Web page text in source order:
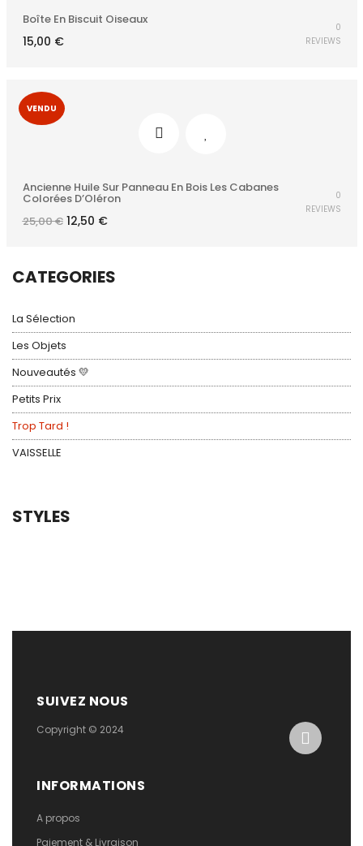
CATEGORIES
La Sélection
Les Objets
Nouveautés 💛
Petits Prix
Trop Tard !
VAISSELLE
STYLES
Boîte En Biscuit Oiseaux
15,00 €
0
REVIEWS
VENDU
Ancienne Huile Sur Panneau En Bois Les Cabanes
Colorées D’Oléron
25,00€ Le
prix
12,50 €Le
prix
0
REVIEWS
SUIVEZ NOUS
Copyright © 2024
INFORMATIONS
A propos
Paiement & Livraison